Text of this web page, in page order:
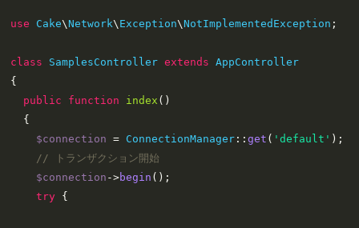
use Cake\Network\ Exception\NotImplementedException ;
class SamplesController extends
AppController
{
public
function index ( )
{
$connection = ConnectionManager ::get ( 'default' );
// トランザクション開始
$connection ->begin ();
try {